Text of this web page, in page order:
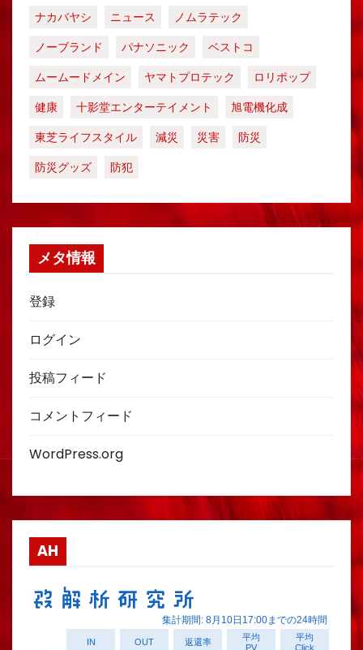
ナカバヤシ
ニュース
ノムラテック
ノーブランド
パナソニック
ベストコ
ムームードメイン
ヤマトプロテック
ロリポップ
健康
十影堂エンターテイメント
旭電機化成
東芝ライフスタイル
減災 災害
防災
防災グッズ
防犯
メタ情報
登録
ログイン
投稿フィード
コメントフィード
WordPress.org
AH